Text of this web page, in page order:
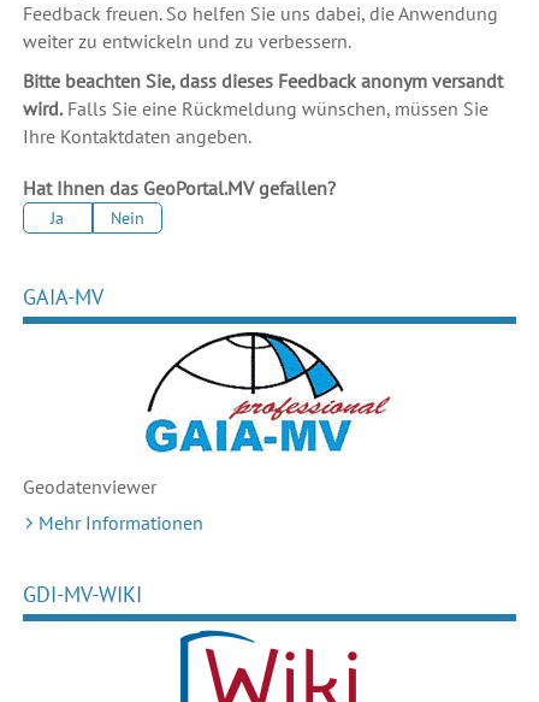
Feedback freuen. So helfen Sie uns dabei, die Anwendung
weiter zu entwickeln und zu verbessern.
Bitte beachten Sie, dass dieses Feedback anonym versandt
wird.Falls Sie eine Rückmeldung wünschen, müssen Sie
Ihre Kontaktdaten angeben.
Hat Ihnen das GeoPortal.MV gefallen?
Ja Nein
GAIA-MV
Geodatenviewer
Mehr Informationen
GDI-MV-WIKI